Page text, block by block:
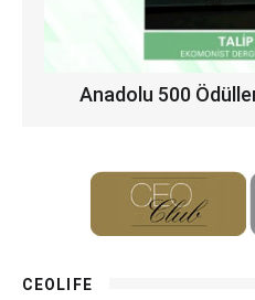
Anadolu 500
CEOLIFE